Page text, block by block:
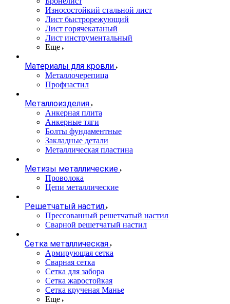
Износостойкий стальной лист
Лист быстрорежующий
Лист горячекатаный
Лист инструментальный
Еще
Материалы для кровли
Металлочерепица
Профнастил
Металлоизделия
Анкерная плита
Анкерные тяги
Болты фундаментные
Закладные детали
Металлическая пластина
Метизы металлические
Проволока
Цепи металлические
Решетчатый настил
Прессованный решетчатый настил
Сварной решетчатый настил
Сетка металлическая
Армирующая сетка
Сварная сетка
Сетка для забора
Сетка жаростойкая
Сетка крученая Манье
Еще